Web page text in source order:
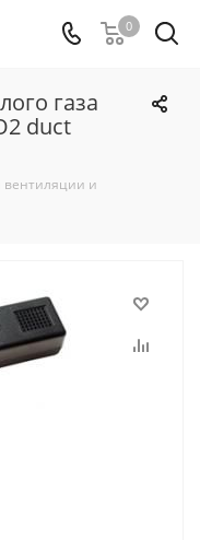
0
газа
duct
вентиляции и